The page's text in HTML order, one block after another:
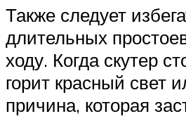
Также следует
длительных
ходу. Когда скутер
горит красный свет
причина, которая